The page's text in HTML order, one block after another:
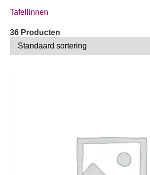
Tafellinnen
36 Producten